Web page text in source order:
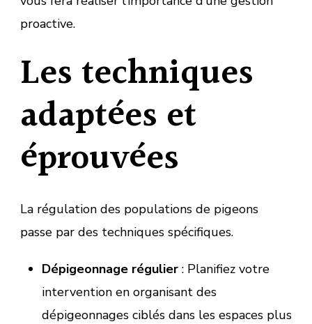
proactive.
Les techniques
adaptées et
éprouvées
La régulation des populations de pigeons
passe par des techniques spécifiques.
Dépigeonnage régulier: Planifiez votre
intervention en organisant des
dépigeonnages ciblés dans les espaces plus